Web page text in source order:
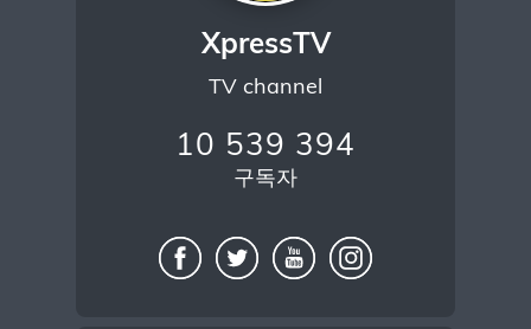
XpressTV
TV channel
10 539 394
구독자